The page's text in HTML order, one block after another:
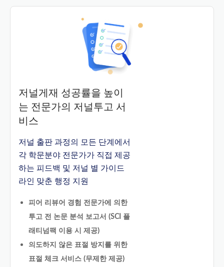
저널게재 성공률을 높이
는 전문가의 저널투고 서
비스
저널 출판 과정의 모든 단계에서
각 학문분야 전문가가 직접 제공
하는 피드백 및 저널 별 가이드
라인 맞춘 행정 지원
피어 리뷰어 경험 전문가에 의한
투고 전 논문 분석 보고서 (SCI 플
래티넘팩 이용 시 제공)
의도하지 않은 표절 방지를 위한
표절 체크 서비스 (무제한 제공)